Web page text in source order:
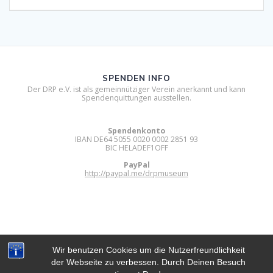
Wir benutzen Cookies um die Nutzerfreundlichkeit
der Webseite zu verbessen. Durch Deinen Besuch
DIGITAL RETRO PARK E.V.
SPENDEN INFO
Der DRP e.V. ist als gemeinnütziger Verein anerkannt und kann
Spendenquittungen ausstellen.
Spendenkonto
IBAN DE64 5055 0020 0002 2851 93
BIC HELADEF1OFF
PayPal
http://paypal.me/drpmuseum